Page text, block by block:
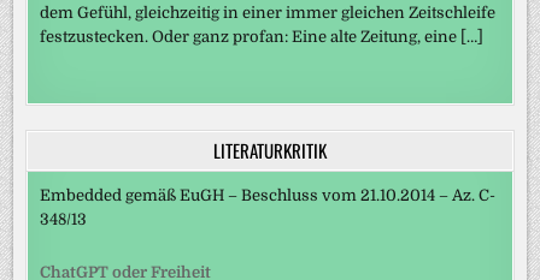
dem Gefühl, gleichzeitig in einer immer gleichen Zeitschleife
festzustecken. Oder ganz profan: Eine alte Zeitung, eine […]
LITERATURKRITIK
Embedded gemäß EuGH – Beschluss vom 21.10.2014 – Az. C-
348/13
ChatGPT oder Freiheit